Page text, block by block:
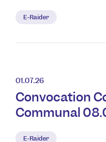
E-Raider
01.07.26
Convocation
Communal
E-Raider